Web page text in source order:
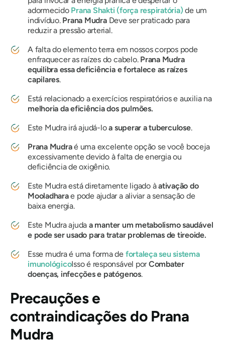
adormecido Prana Shakti (força respiratória) de um
indivíduo. Prana MudraDeve ser praticado para
reduzir a pressão arterial.
A falta do elemento terra em nossos corpos pode
enfraquecer as raízes do cabelo. Prana Mudra
equilibra essa deficiência efortalece as raízes
capilares.
Está relacionado a exercícios respiratórios e auxilia na
melhoria da eficiência dos pulmões.
Este Mudrairá ajudá-loa superar a tuberculose.
Prana Mudraé uma excelente opção se você boceja
excessivamente devido à falta de energia ou
deficiência de oxigênio.
Este Mudraestá diretamente ligado àativação do
Mooladharae pode ajudar a aliviar a sensação de
baixa energia.
Este Mudraajuda a manter um metabolismo saudável
e pode ser usado para tratar problemas de tireoide.
Esse mudraé uma forma de fortaleça seu sistema
imunológicoIsso é responsável porCombater
doenças, infecções e patógenos.
Precauções e
contraindicações do Prana
Mudra